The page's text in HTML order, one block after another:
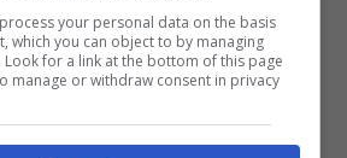
your personal data on the basis
which you can object to by managing
for a link at the bottom of this page
manage or withdraw consent in privacy